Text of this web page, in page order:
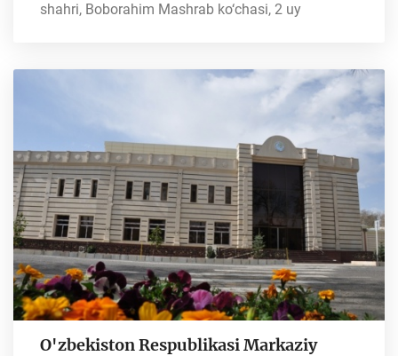
shahri, Boborahim Mashrab ko‘chasi, 2 uy
O'zbekiston Respublikasi Markaziy